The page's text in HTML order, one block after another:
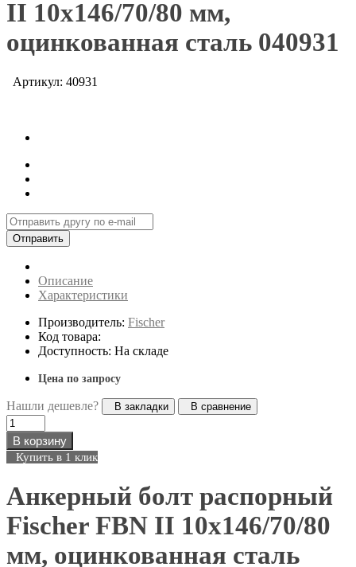
II 10х146/70/80 мм,
оцинкованная сталь 040931
Артикул: 40931
Отправить
Описание
Характеристики
Производитель: Fischer
Код товара:
Доступность: На складе
Цена по запросу
Нашли дешевле? В закладки В сравнение
В корзину
Купить в 1 клик
Анкерный болт распорный
Fischer FBN II 10х146/70/80
мм, оцинкованная сталь